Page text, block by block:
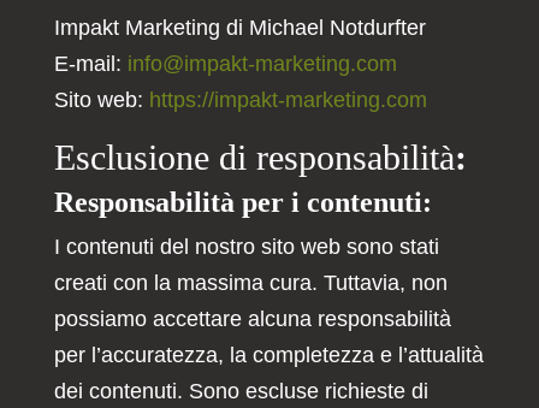
Impakt Marketing di Michael Notdurfter
E-mail: info@impakt-marketing.com
Sito web: https://impakt-marketing.com
Esclusione di responsabilità:
Responsabilità per i contenuti:
I contenuti del nostro sito web sono stati
creati con la massima cura. Tuttavia, non
possiamo accettare alcuna responsabilità
per l’accuratezza, la completezza e l’attualità
dei contenuti. Sono escluse richieste di